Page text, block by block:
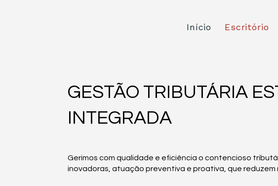
Início Escritório
GESTÃO TRIBUTÁRIA
INTEGRADA
Gerimos com qualidade e eficiência o contencioso
inovadoras, atuação preventiva e proativa, que reduzem